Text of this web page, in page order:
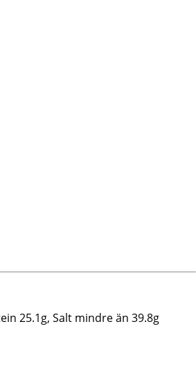
25.1g, Salt mindre än 39.8g